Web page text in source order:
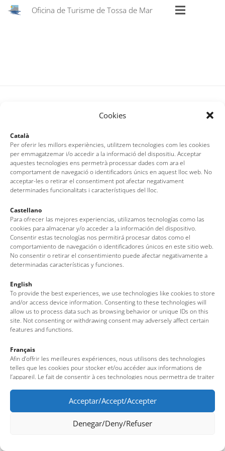
Cookies
Català
Per oferir les millors experiències, utilitzem tecnologies com les cookies
per emmagatzemar i/o accedir a la informació del dispositiu. Acceptar
aquestes tecnologies ens permetrà processar dades com ara el
comportament de navegació o identificadors únics en aquest lloc web. No
acceptar-les o retirar el consentiment pot afectar negativament
determinades funcionalitats i característiques del lloc.
Castellano
Para ofrecer las mejores experiencias, utilizamos tecnologías como las
cookies para almacenar y/o acceder a la información del dispositivo.
Consentir estas tecnologías nos permitirá procesar datos como el
comportamiento de navegación o identificadores únicos en este sitio web.
No consentir o retirar el consentimiento puede afectar negativamente a
determinadas características y funciones.
English
To provide the best experiences, we use technologies like cookies to store
and/or access device information. Consenting to these technologies will
allow us to process data such as browsing behavior or unique IDs on this
site. Not consenting or withdrawing consent may adversely affect certain
features and functions.
Français
Afin d’offrir les meilleures expériences, nous utilisons des technologies
telles que les cookies pour stocker et/ou accéder aux informations de
l’appareil. Le fait de consentir à ces technologies nous permettra de traiter
uniques sur ce site. Le fait de ne pas consentir ou de retirer son
consentement peut avoir un effet négatif sur certaines fonctionnalités et
caractéristiques du site.
Acceptar/Accept/Accepter
Denegar/Deny/Refuser
Oficina de Turisme de Tossa de Mar
Oficina de Turisme de Tossa de Mar
(Girona – Costa Brava)
Tel: + 00 34 972 340 108 · Mail: info@visittossa.com
Nota legal·Política de cookies·Protecció de dades